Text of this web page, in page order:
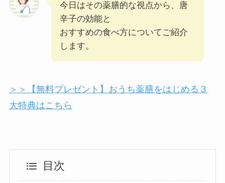
今日はその薬膳的な視点から、唐
辛子の効能と
おすすめの食べ方についてご紹介
します。
＞＞【無料プレゼント】おうち薬膳をはじめる３
大特典はこちら
目次